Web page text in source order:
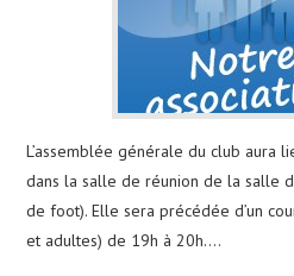
L’assemblée générale du club aura
dans la salle de réunion de la salle
de foot). Elle sera précédée d’un
et adultes) de 19h à 20h.…